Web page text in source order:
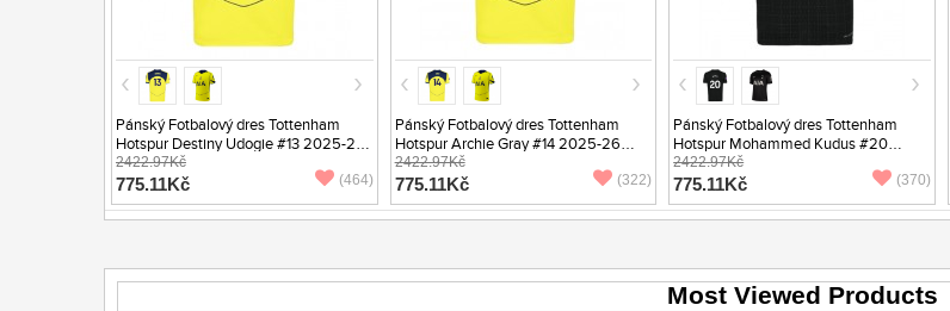
Pánský Fotbalový dres Tottenham
Hotspur Destiny Udogie #13 2025-26
Třetí Krátký Rukáv
2422.97Kč
775.11Kč (464)
Pánský Fotbalový dres Tottenham
Hotspur Archie Gray #14 2025-26
Třetí Krátký Rukáv
2422.97Kč
775.11Kč (322)
Pánský Fotbalový dres Tottenham
Hotspur Mohammed Kudus #20
2025-26 Venkovní Krátký Rukáv
2422.97Kč
775.11Kč (370)
Most Viewed Products